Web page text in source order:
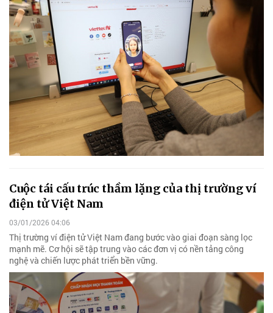
Cuộc tái cấu trúc thầm lặng của thị trường ví
điện tử Việt Nam
03/01/2026 04:06
Thị trường ví điện tử Việt Nam đang bước vào giai đoạn sàng lọc
mạnh mẽ. Cơ hội sẽ tập trung vào các đơn vị có nền tảng công
nghệ và chiến lược phát triển bền vững.